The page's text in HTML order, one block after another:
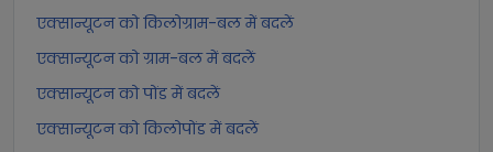
एक्सान्यूटन को किलोग्राम-बल में बदलें
एक्सान्यूटन को ग्राम-बल में बदलें
एक्सान्यूटन को पोंड में बदलें
एक्सान्यूटन को किलोपोंड में बदलें